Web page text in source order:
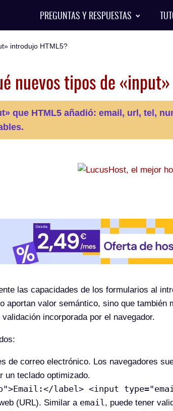
PREGUNTAS Y RESPUESTAS
introdujo HTML5?
nuevos tipos de
que HTML5 añadió: email, url, tel,
las capacidades de los formularios al
aportan valor semántico, sino que
incorporada por el navegador.
de correo electrónico. Los navegadores
un teclado optimizado.
label> <input
(URL). Similar a email, puede tener